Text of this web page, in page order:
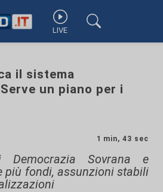
LIVE
il sistema
un piano per i
1 min, 43 sec
Sovrana e
più fondi, assunzioni stabili